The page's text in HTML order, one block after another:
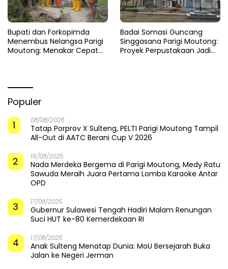
​Bupati dan Forkopimda
Menembus Nelangsa Parigi
Moutong: Menakar Cepat
Badai Somasi Guncang
Singgasana Parigi Moutong:
Proyek Perpustakaan Jadi
Populer
1
08/08/2026
Tatap Porprov X Sulteng, PELTI Parigi Moutong Tampil
All-Out di AATC Berani Cup V 2026
2 16/08/2025
Nada Merdeka Bergema di Parigi Moutong, Medy Ratu
Sawuda Meraih Juara Pertama Lomba Karaoke Antar
OPD
3 17/08/2025
Gubernur Sulawesi Tengah Hadiri Malam Renungan
Suci HUT ke-80 Kemerdekaan RI
4 17/08/2025
Anak Sulteng Menatap Dunia: MoU Bersejarah Buka
Jalan ke Negeri Jerman